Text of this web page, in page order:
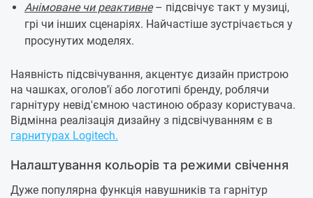
Анімоване чи реактивне– підсвічує такт у музиці,
грі чи інших сценаріях. Найчастіше зустрічається у
просунутих моделях.
Наявність підсвічування, акцентує дизайн пристрою
на чашках, оголов'ї або логотипі бренду, роблячи
гарнітуру невід'ємною частиною образу користувача.
Відмінна реалізація дизайну з підсвічуванням є в
гарнитурах Logitech.
Налаштування кольорів та режими свічення
Дуже популярна функція навушників та гарнітур